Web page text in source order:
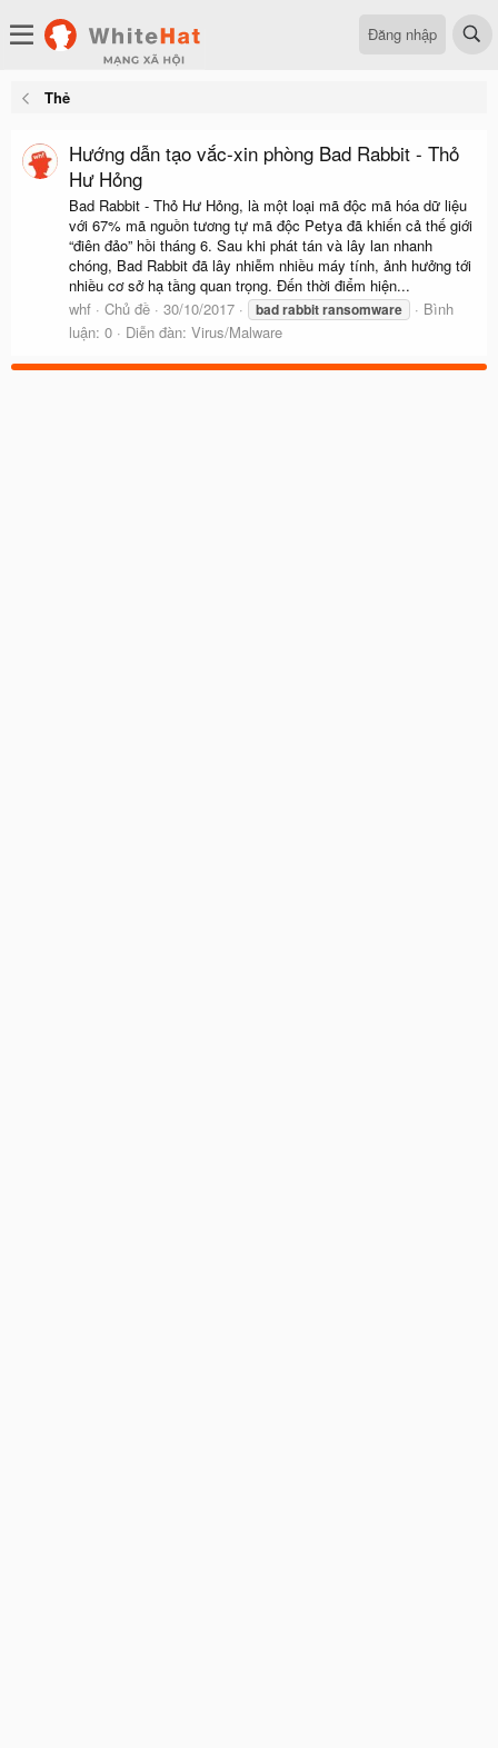
Đăng nhập
Thẻ
Hướng dẫn tạo vắc-xin phòng Bad Rabbit - Thỏ
Hư Hỏng
Bad Rabbit - Thỏ Hư Hỏng, là một loại mã độc mã hóa dữ liệu
với 67% mã nguồn tương tự mã độc Petya đã khiến cả thế giới
“điên đảo” hồi tháng 6. Sau khi phát tán và lây lan nhanh
chóng, Bad Rabbit đã lây nhiễm nhiều máy tính, ảnh hưởng tới
nhiều cơ sở hạ tầng quan trọng. Đến thời điểm hiện...
whf
Chủ đề 30/10/2017 badrabbitransomware
Bình
luận: 0
Diễn đàn: Virus/Malware